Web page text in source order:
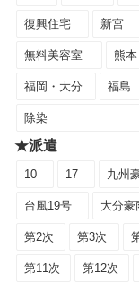
復興住宅 新宮
無料美容室 熊本
福岡・大分 福島
除染
★派遣
10 17 九州
台風19号 大分豪
第2次 第3次
第11次 第12次